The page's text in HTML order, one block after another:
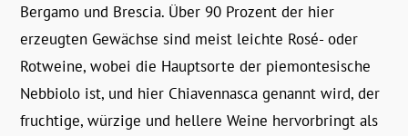
Bergamo und Brescia. Über 90 Prozent der hier
erzeugten Gewächse sind meist leichte Rosé- oder
Rotweine, wobei die Hauptsorte der piemontesische
Nebbiolo ist, und hier Chiavennasca genannt wird, der
fruchtige, würzige und hellere Weine hervorbringt als